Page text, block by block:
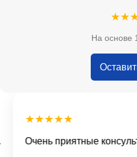
На основе
★★★★★
Очень приятные